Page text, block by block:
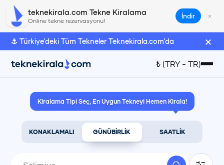
teknekirala.com Tekne Kiralama
Online tekne rezervasyonu!
İndir ×
⚓ Türkiye'deki Tüm Tekneler Teknekirala.com'da ×
₺ (TRY- TR)
Euro
Kiralama Tipi Seç, En Uygun Tekneyi Hemen Kirala!
KONAKLAMALI GÜNÜBİRLİK SAATLİK